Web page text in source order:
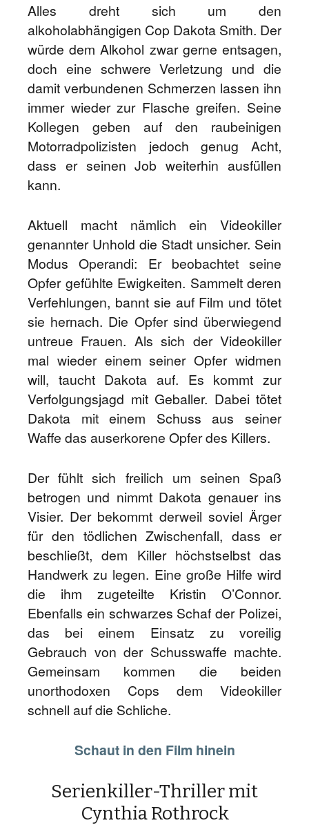
Alles dreht sich um den
alkoholabhängigen Cop Dakota Smith. Der
würde dem Alkohol zwar gerne entsagen,
doch eine schwere Verletzung und die
damit verbundenen Schmerzen lassen ihn
immer wieder zur Flasche greifen. Seine
Kollegen geben auf den raubeinigen
Motorradpolizisten jedoch genug Acht,
dass er seinen Job weiterhin ausfüllen
kann.
Aktuell macht nämlich ein Videokiller
genannter Unhold die Stadt unsicher. Sein
Modus Operandi: Er beobachtet seine
Opfer gefühlte Ewigkeiten. Sammelt deren
Verfehlungen, bannt sie auf Film und tötet
sie hernach. Die Opfer sind überwiegend
untreue Frauen. Als sich der Videokiller
mal wieder einem seiner Opfer widmen
will, taucht Dakota auf. Es kommt zur
Verfolgungsjagd mit Geballer. Dabei tötet
Dakota mit einem Schuss aus seiner
Waffe das auserkorene Opfer des Killers.
Der fühlt sich freilich um seinen Spaß
betrogen und nimmt Dakota genauer ins
Visier. Der bekommt derweil soviel Ärger
für den tödlichen Zwischenfall, dass er
beschließt, dem Killer höchstselbst das
Handwerk zu legen. Eine große Hilfe wird
die ihm zugeteilte Kristin O’Connor.
Ebenfalls ein schwarzes Schaf der Polizei,
das bei einem Einsatz zu voreilig
Gebrauch von der Schusswaffe machte.
Gemeinsam kommen die beiden
unorthodoxen Cops dem Videokiller
schnell auf die Schliche.
Schaut in den Film hinein
Serienkiller-Thriller mit
Cynthia Rothrock